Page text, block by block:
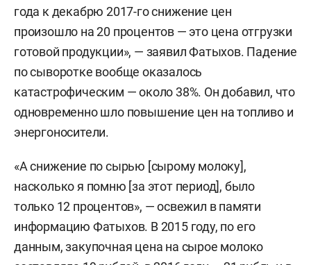
года к декабрю 2017-го снижение цен
произошло на 20 процентов — это цена отгрузки
готовой продукции», — заявил Фатыхов. Падение
по сыворотке вообще оказалось
катастрофическим — около 38%. Он добавил, что
одновременно шло повышение цен на топливо и
энергоносители.
«А снижение по сырью [сырому молоку],
насколько я помню [за этот период], было
только 12 процентов», — освежил в памяти
информацию Фатыхов. В 2015 году, по его
данным, закупочная цена на сырое молоко